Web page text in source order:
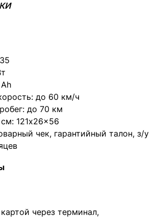
до 60 км/ч
до 70 км
121x26x56
чек, гарантийный талон, з/у
через терминал,